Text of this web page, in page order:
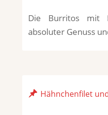
Die Burritos mit
absoluter Genuss
Hähnchenfilet